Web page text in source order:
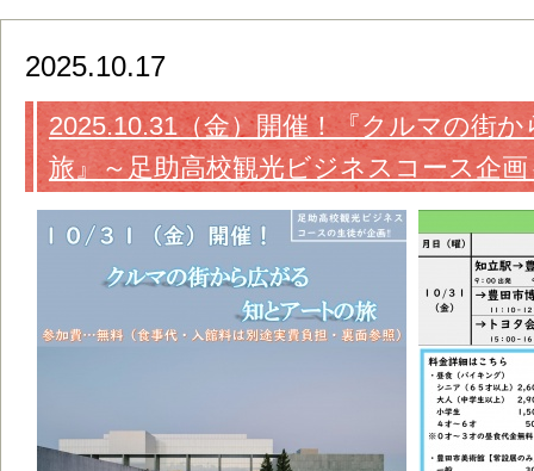
2025.10.17
2025.10.31（金）開催！『クルマの街
旅』～足助高校観光ビジネスコース企画